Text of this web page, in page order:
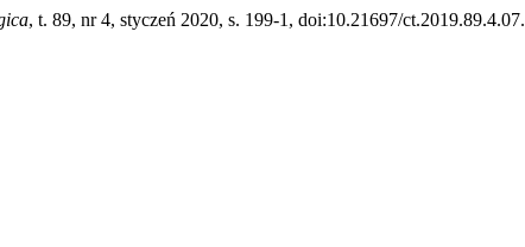
, t. 89, nr 4, styczeń 2020, s. 199-1, doi:10.21697/ct.2019.89.4.07.